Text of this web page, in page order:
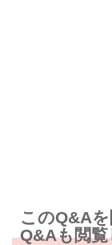
このQ&A
Q&Aも閲